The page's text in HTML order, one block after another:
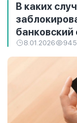
В каких
банковский
8.01.2026